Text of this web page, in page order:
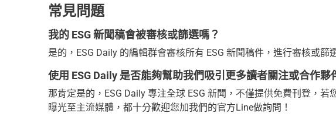
常見問題
我的 ESG 新聞稿會被審核或篩選嗎？
是的，ESG Daily 的編輯群會審核所有 ESG 新聞稿件，進行審核或
使用 ESG Daily 是否能夠幫助我們吸引更多讀者關注或合作夥
那肯定是的，ESG Daily 專注全球 ESG 新聞，不僅提供免費刊登，
曝光至主流媒體，都十分歡迎您加我們的官方Line做詢問！